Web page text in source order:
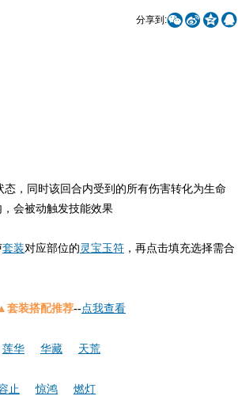
分享到: 
，同时该回合内受到的所有伤害转化为生命
会被动触发技能效果
套装对应部位的 灵宝玉符 ，再点击填充选择需合
套装搭配推荐--点我查看
莲华 华藏 天荒
止 惊鸿 燃灯